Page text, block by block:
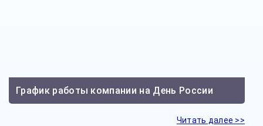
График работы компании на День России
Читать далее >>